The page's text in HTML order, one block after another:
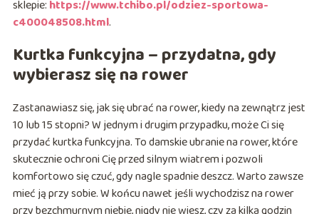
sklepie: https://www.tchibo.pl/odziez-sportowa-
c400048508.html.
Kurtka funkcyjna – przydatna, gdy
wybierasz się na rower
Zastanawiasz się, jak się ubrać na rower, kiedy na zewnątrz jest
10 lub 15 stopni? W jednym i drugim przypadku, może Ci się
przydać kurtka funkcyjna. To damskie ubranie na rower, które
skutecznie ochroni Cię przed silnym wiatrem i pozwoli
komfortowo się czuć, gdy nagle spadnie deszcz. Warto zawsze
mieć ją przy sobie. W końcu nawet jeśli wychodzisz na rower